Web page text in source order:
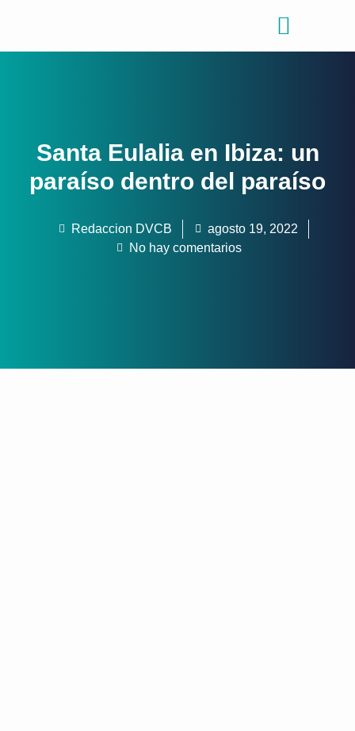
Santa Eulalia en Ibiza: un
paraíso dentro del paraíso
Redaccion DVCB
agosto 19, 2022
No hay comentarios